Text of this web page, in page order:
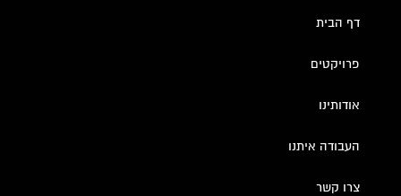
דף הבית
פרויקטים
אודותינו
העבודה איתנו
צרו קשר